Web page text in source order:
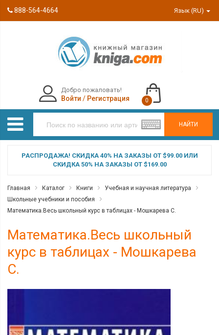
888-564-4664 Язык (RU)
НАЙТИ
Добро пожаловать!
Войти / Регистрация 0
РАСПРОДАЖА! СКИДКА 40% НА ЗАКАЗЫ ОТ $99.00 ИЛИ
СКИДКА 50% НА ЗАКАЗЫ ОТ $169.00
Главная Каталог Книги
Учебная и научная литература
Школьные учебники и пособия
Математика.Весь школьный курс в таблицах - Мошкарева С.
Математика.Весь школьный
курс в таблицах - Мошкарева
С.